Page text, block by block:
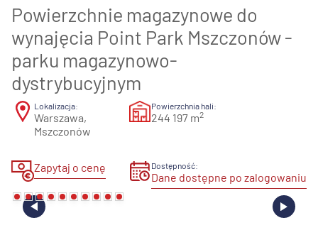
Powierzchnie magazynowe do
wynajęcia Point Park Mszczonów -
parku magazynowo-
dystrybucyjnym
Lokalizacja:
Warszawa,
Mszczonów
Powierzchnia hali:
244 197 m2
Zapytaj o cenę Dostępność:
Dane dostępne po zalogowaniu